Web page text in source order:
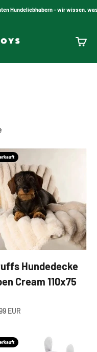
Hundeliebhabern – wir wissen, was
Hundedecke
Cream 110x75
EUR